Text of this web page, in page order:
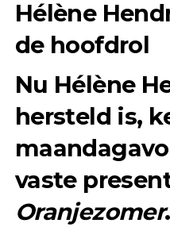
Hélène
de hoofdrol
Nu Hélène
hersteld is,
vaste
Oranjezomer